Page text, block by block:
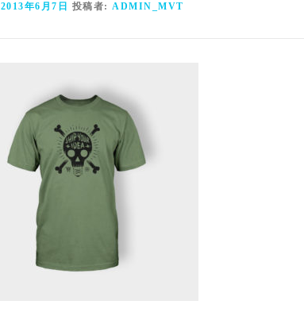
2013年6月7日 投稿者: ADMIN_MVT